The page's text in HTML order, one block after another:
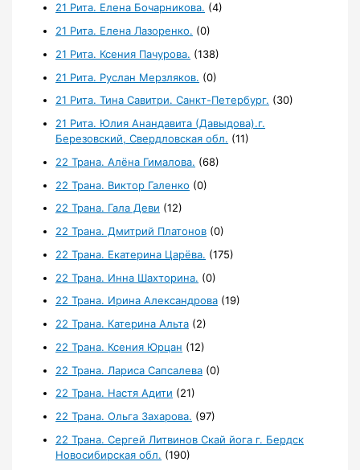
21 Рита. Елена Бочарникова. (4)
21 Рита. Елена Лазоренко. (0)
21 Рита. Ксения Пачурова. (138)
21 Рита. Руслан Мерзляков. (0)
21 Рита. Тина Савитри. Санкт-Петербург. (30)
21 Рита. Юлия Анандавита (Давыдова).г.
Березовский, Свердловская обл. (11)
22 Трана. Алёна Гималова. (68)
22 Трана. Виктор Галенко (0)
22 Трана. Гала Деви (12)
22 Трана. Дмитрий Платонов (0)
22 Трана. Екатерина Царёва. (175)
22 Трана. Инна Шахторина. (0)
22 Трана. Ирина Александрова (19)
22 Трана. Катерина Альта (2)
22 Трана. Ксения Юрцан (12)
22 Трана. Лариса Сапсалева (0)
22 Трана. Настя Адити (21)
22 Трана. Ольга Захарова. (97)
22 Трана. Сергей Литвинов Скай йога г. Бердск
Новосибирская обл. (190)